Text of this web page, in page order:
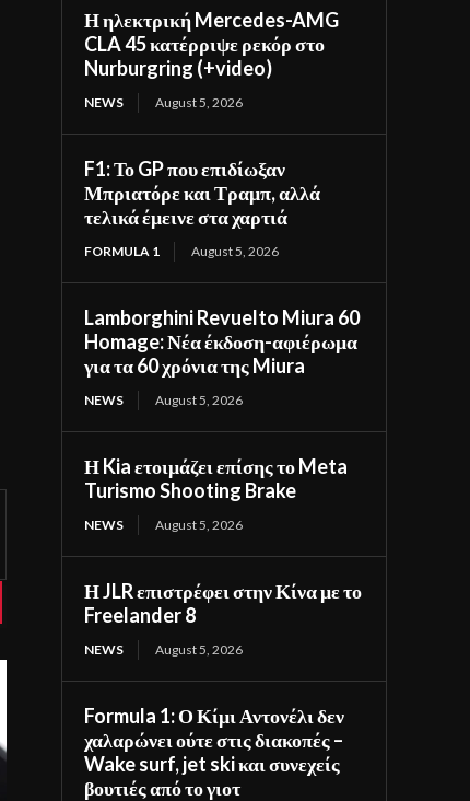
Η ηλεκτρική Mercedes-AMG
CLA 45 κατέρριψε ρεκόρ στο
Nurburgring (+video)
NEWS August 5, 2026
F1: Το GP που επιδίωξαν
Μπριατόρε και Τραμπ, αλλά
τελικά έμεινε στα χαρτιά
FORMULA 1 August 5, 2026
Lamborghini Revuelto Miura 60
Homage: Νέα έκδοση-αφιέρωμα
για τα 60 χρόνια της Miura
NEWS August 5, 2026
Η Kia ετοιμάζει επίσης το Meta
Turismo Shooting Brake
NEWS August 5, 2026
Η JLR επιστρέφει στην Κίνα με το
Freelander 8
NEWS August 5, 2026
Formula 1: Ο Κίμι Αντονέλι δεν
χαλαρώνει ούτε στις διακοπές –
Wake surf, jet ski και συνεχείς
βουτιές από το γιοτ